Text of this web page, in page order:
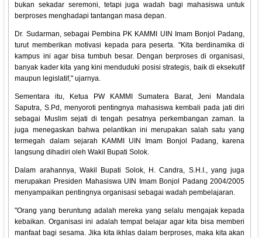
bukan sekadar seremoni, tetapi juga wadah bagi mahasiswa untuk
berproses menghadapi tantangan masa depan.
Dr. Sudarman, sebagai Pembina PK KAMMI UIN Imam Bonjol Padang,
turut memberikan motivasi kepada para peserta. "Kita berdinamika di
kampus ini agar bisa tumbuh besar. Dengan berproses di organisasi,
banyak kader kita yang kini menduduki posisi strategis, baik di eksekutif
maupun legislatif," ujarnya.
Sementara itu, Ketua PW KAMMI Sumatera Barat, Jeni Mandala
Saputra, S.Pd, menyoroti pentingnya mahasiswa kembali pada jati diri
sebagai Muslim sejati di tengah pesatnya perkembangan zaman. Ia
juga menegaskan bahwa pelantikan ini merupakan salah satu yang
termegah dalam sejarah KAMMI UIN Imam Bonjol Padang, karena
langsung dihadiri oleh Wakil Bupati Solok.
Dalam arahannya, Wakil Bupati Solok, H. Candra, S.H.I., yang juga
merupakan Presiden Mahasiswa UIN Imam Bonjol Padang 2004/2005
menyampaikan pentingnya organisasi sebagai wadah pembelajaran.
"Orang yang beruntung adalah mereka yang selalu mengajak kepada
kebaikan. Organisasi ini adalah tempat belajar agar kita bisa memberi
manfaat bagi sesama. Jika kita ikhlas dalam berproses, maka kita akan